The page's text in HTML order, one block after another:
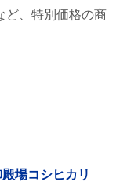
ど、特別価格の商
場コシヒカリ